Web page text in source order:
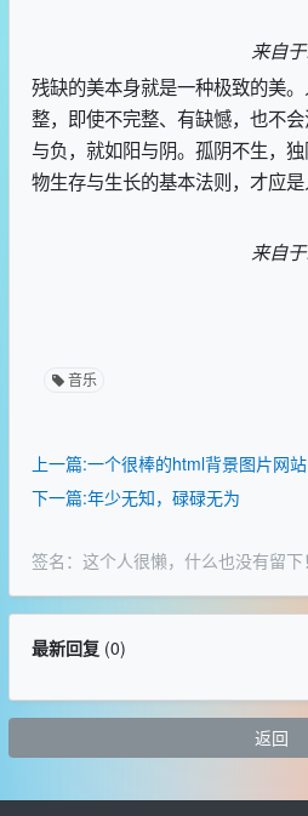
来自
残缺的美本身就是一种极致的美
整，即使不完整、有缺憾，也不
与负，就如阳与阴。孤阴不生，
物生存与生长的基本法则，才应是
来自
音乐
上一篇:一个很棒的html背景图片网站
下一篇:年少无知，碌碌无为
签名：这个人很懒，什么也没有留下！
最新回复(0)
返回